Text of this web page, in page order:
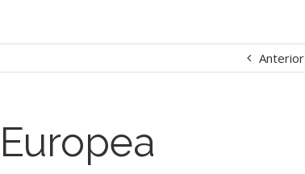
Anterior